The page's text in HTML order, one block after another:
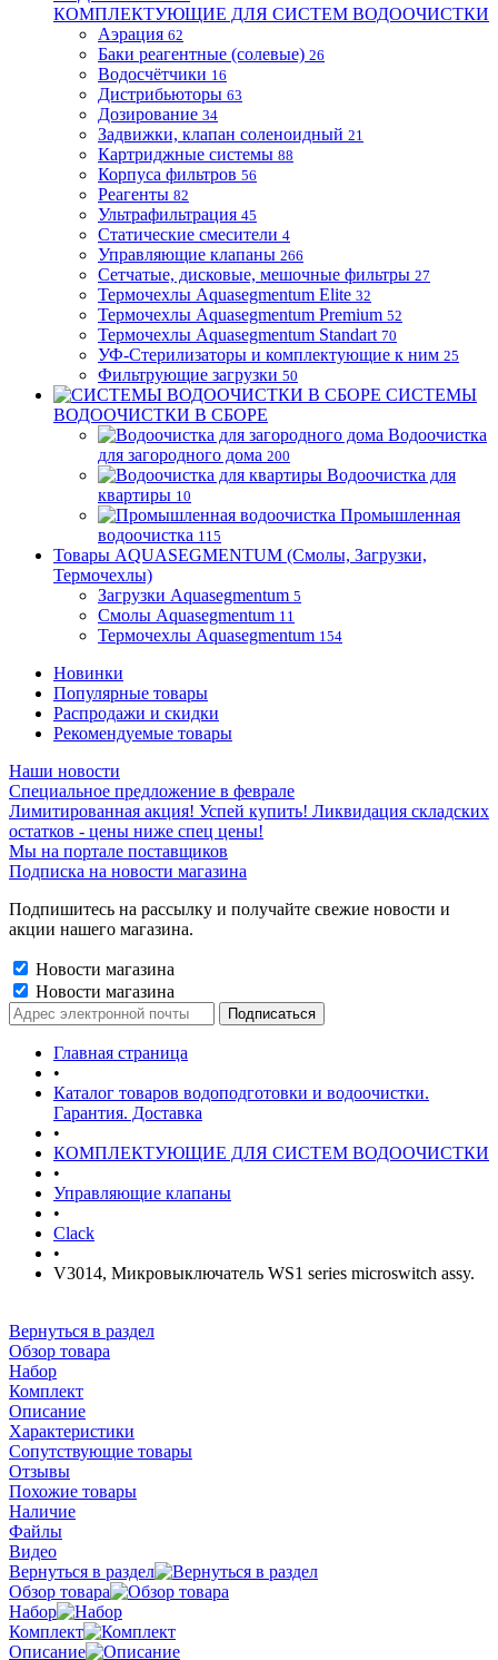
КОМПЛЕКТУЮЩИЕ ДЛЯ СИСТЕМ ВОДООЧИСТКИ
Аэрация 62
Баки реагентные (солевые) 26
Водосчётчики 16
Дистрибьюторы 63
Дозирование 34
Задвижки, клапан соленоидный 21
Картриджные системы 88
Корпуса фильтров 56
Реагенты 82
Ультрафильтрация 45
Статические смесители 4
Управляющие клапаны 266
Сетчатые, дисковые, мешочные фильтры 27
Термочехлы Aquasegmentum Elite 32
Термочехлы Aquasegmentum Premium 52
Термочехлы Aquasegmentum Standart 70
УФ-Стерилизаторы и комплектующие к ним 25
Фильтрующие загрузки 50
СИСТЕМЫ
ВОДООЧИСТКИ В СБОРЕ
Водоочистка
для загородного дома 200
Водоочистка для
квартиры 10
Промышленная
водоочистка 115
Товары AQUASEGMENTUM (Смолы, Загрузки,
Термочехлы)
Загрузки Aquasegmentum 5
Смолы Aquasegmentum 11
Термочехлы Aquasegmentum 154
Новинки
Популярные товары
Распродажи и скидки
Рекомендуемые товары
Наши новости
Специальное предложение в феврале
Лимитированная акция! Успей купить! Ликвидация складских
остатков - цены ниже спец цены!
Мы на портале поставщиков
Подписка на новости магазина
Подпишитесь на рассылку и получайте свежие новости и
акции нашего магазина.
Новости магазина
Новости магазина
Главная страница
•
Каталог товаров водоподготовки и водоочистки.
Гарантия. Доставка
•
КОМПЛЕКТУЮЩИЕ ДЛЯ СИСТЕМ ВОДООЧИСТКИ
•
Управляющие клапаны
•
Clack
•
V3014, Микровыключатель WS1 series microswitch assy.
Вернуться в раздел
Обзор товара
Набор
Комплект
Описание
Характеристики
Сопутствующие товары
Отзывы
Похожие товары
Наличие
Файлы
Видео
Вернуться в раздел
Обзор товара
Набор
Комплект
Описание